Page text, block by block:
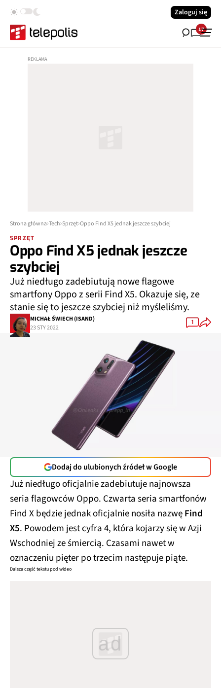
Zaloguj się
17
Strona główna Tech Sprzęt Oppo Find X5 jednak jeszcze szybciej
SPRZĘT
Oppo Find X5 jednak jeszcze
szybciej
Już niedługo zadebiutują nowe flagowe
smartfony Oppo z serii Find X5. Okazuje się, ze
stanie się to jeszcze szybciej niż myśleliśmy.
MICHAŁ ŚWIECH (ISAND)
23 STY 2022
1
Dodaj do ulubionych źródeł w Google
Już niedługo oficjalnie zadebiutuje najnowsza
seria flagowców Oppo. Czwarta seria smartfonów
Find X będzie jednak oficjalnie nosiła nazwęFind
X5. Powodem jest cyfra 4, która kojarzy się w Azji
Wschodniej ze śmiercią. Czasami nawet w
oznaczeniu pięter po trzecim następuje piąte.
Dalsza część tekstu pod wideo
ad